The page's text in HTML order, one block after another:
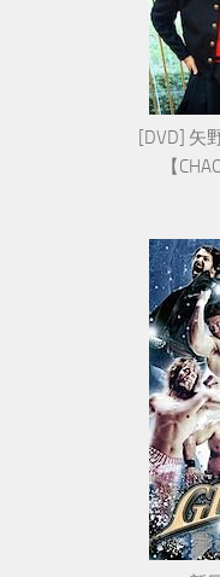
[DVD] 矢
【